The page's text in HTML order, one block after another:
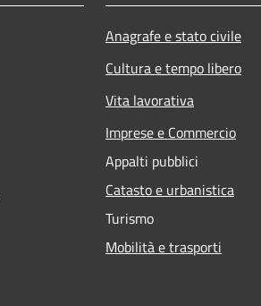
Anagrafe e stato civile
Cultura e tempo libero
Vita lavorativa
Imprese e Commercio
Appalti pubblici
Catasto e urbanistica
Turismo
Mobilità e trasporti